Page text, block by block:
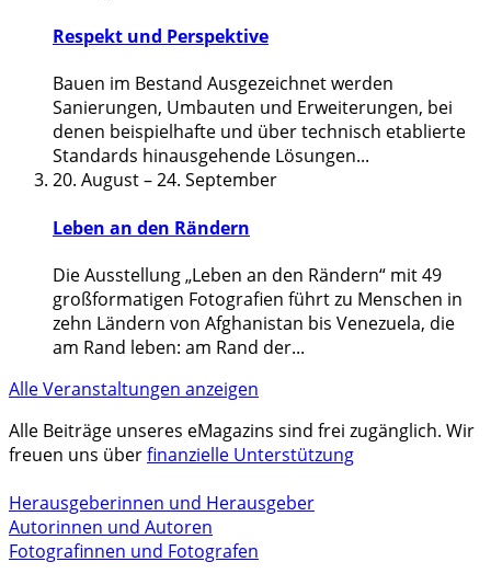
Respekt und Perspektive
Bauen im Bestand Ausgezeichnet werden
Sanierungen, Umbauten und Erweiterungen, bei
denen beispielhafte und über technisch etablierte
Standards hinausgehende Lösungen...
20. August–24. September
Leben an den Rändern
Die Ausstellung „Leben an den Rändern“ mit 49
großformatigen Fotografien führt zu Menschen in
zehn Ländern von Afghanistan bis Venezuela, die
am Rand leben: am Rand der...
Alle Veranstaltungen anzeigen
Alle Beiträge unseres eMagazins sind frei zugänglich. Wir
freuen uns überfinanzielle Unterstützung
Herausgeberinnen und Herausgeber
Autorinnen und Autoren
Fotografinnen und Fotografen